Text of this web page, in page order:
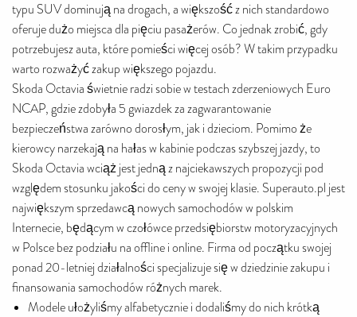
typu SUV dominują na drogach, a większość z nich standardowo
oferuje dużo miejsca dla pięciu pasażerów. Co jednak zrobić, gdy
potrzebujesz auta, które pomieści więcej osób? W takim przypadku
warto rozważyć zakup większego pojazdu.
Skoda Octavia świetnie radzi sobie w testach zderzeniowych Euro
NCAP, gdzie zdobyła 5 gwiazdek za zagwarantowanie
bezpieczeństwa zarówno dorosłym, jak i dzieciom. Pomimo że
kierowcy narzekają na hałas w kabinie podczas szybszej jazdy, to
Skoda Octavia wciąż jest jedną z najciekawszych propozycji pod
względem stosunku jakości do ceny w swojej klasie. Superauto.pl jest
największym sprzedawcą nowych samochodów w polskim
Internecie, będącym w czołówce przedsiębiorstw motoryzacyjnych
w Polsce bez podziału na offline i online. Firma od początku swojej
ponad 20-letniej działalności specjalizuje się w dziedzinie zakupu i
finansowania samochodów różnych marek.
Modele ułożyliśmy alfabetycznie i dodaliśmy do nich krótką